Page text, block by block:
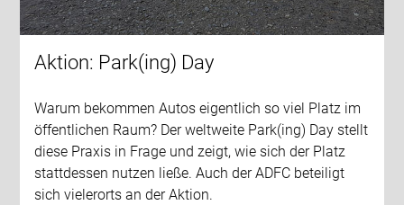
Aktion: Park(ing) Day
Warum bekommen Autos eigentlich so viel Platz im
öffentlichen Raum? Der weltweite Park(ing) Day stellt
diese Praxis in Frage und zeigt, wie sich der Platz
stattdessen nutzen ließe. Auch der ADFC beteiligt
sich vielerorts an der Aktion.